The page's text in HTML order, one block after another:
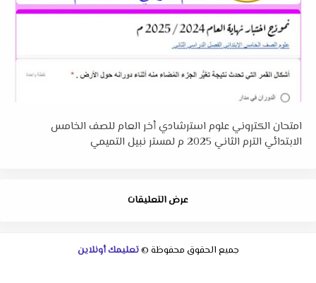
امتحان الكتروني علوم استرشادي أخر العام للصف الخامس
الابتدائي الترم الثاني 2025 م لمستر نبيل التميمي
عرض التعليقات
جميع الحقوق محفوظة ©تعليمك أونلاين